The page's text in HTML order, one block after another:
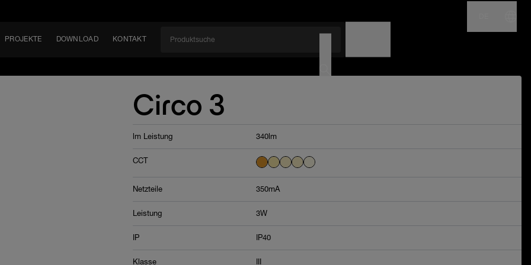
PROJEKTE DOWNLOAD KONTAKT
NAME
Circo 3
lm Leistung 340lm
CCT
Netzteile 350mA
Leistung 3W
IP IP40
Klasse